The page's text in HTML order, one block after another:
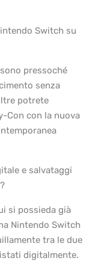
Switch su
pressoché
senza
potrete
Con con la nuova
e salvataggi
si possieda già
Nintendo Switch
tra le due
digitalmente.